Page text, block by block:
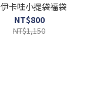
卡哇小提袋福袋
NT$800
NT$1,150